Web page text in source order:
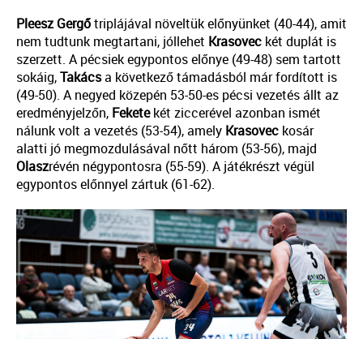
Pleesz Gergőtriplájával növeltük előnyünket (40-44), amit
nem tudtunk megtartani, jóllehet Krasovec két duplát is
szerzett. A pécsiek egypontos előnye (49-48) sem tartott
sokáig,Takácsa következő támadásból már fordított is
(49-50). A negyed közepén 53-50-es pécsi vezetés állt az
eredményjelzőn, Feketekét ziccerével azonban ismét
nálunk volt a vezetés (53-54), amely Krasovec kosár
alatti jó megmozdulásával nőtt három (53-56), majd
Olaszrévén négypontosra (55-59). A játékrészt végül
egypontos előnnyel zártuk (61-62).